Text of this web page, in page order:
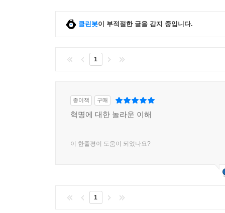
클린봇이 부적절한 글을 감지 중입니다.
1
종이책 구매
혁명에 대한 놀라운 이해
이 한줄평이 도움이 되었나요?
1